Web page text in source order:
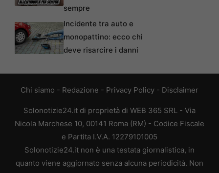
sempre
Incidente tra auto e
monopattino: ecco chi
deve risarcire i danni
Chi siamo - Redazione - Privacy Policy - Disclaimer
Solonotizie24.it di proprietà di WEB 365 SRL - Via
Nicola Marchese 10, 00141 Roma (RM) - Codice Fiscale
e Partita I.V.A. 12279101005
Solonotizie24.it non è una testata giornalistica, in
quanto viene aggiornato senza alcuna periodicità. Non